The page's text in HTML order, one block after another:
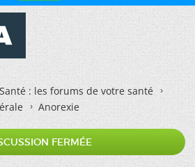
: les forums de votre santé
Anorexie
FERMÉE